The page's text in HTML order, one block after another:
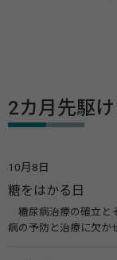
2カ月先駆
10月8日
糖をはかる日
糖尿病治療の確立と
病の予防と治療に欠か